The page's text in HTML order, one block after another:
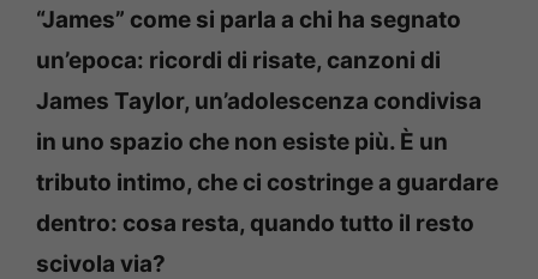
“James” come si parla a chi ha segnato
un’epoca: ricordi di risate, canzoni di
James Taylor, un’adolescenza condivisa
in uno spazio che non esiste più. È un
tributo intimo, che ci costringe a guardare
dentro: cosa resta, quando tutto il resto
scivola via?